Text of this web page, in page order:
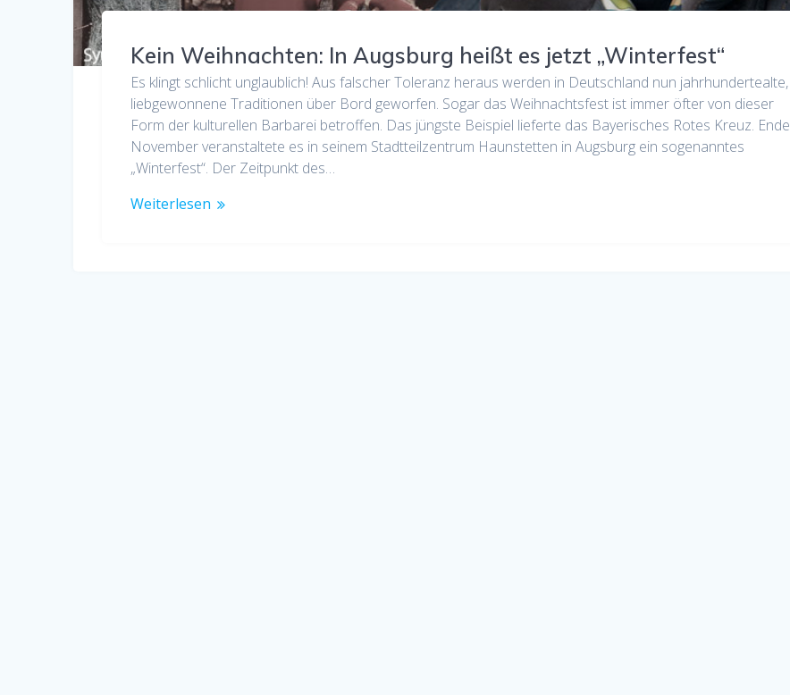
Kein Weihnachten: In Augsburg heißt es jetzt „Winterfest“
Es klingt schlicht unglaublich! Aus falscher Toleranz heraus werden in Deutschland nun jahrhundertealte,
liebgewonnene Traditionen über Bord geworfen. Sogar das Weihnachtsfest ist immer öfter von dieser
Form der kulturellen Barbarei betroffen. Das jüngste Beispiel lieferte das Bayerisches Rotes Kreuz. Ende
November veranstaltete es in seinem Stadtteilzentrum Haunstetten in Augsburg ein sogenanntes
„Winterfest“. Der Zeitpunkt des…
Weiterlesen